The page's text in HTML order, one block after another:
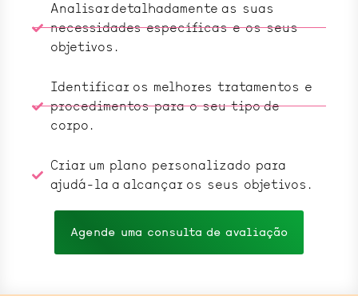
Analisar detalhadamente as suas
necessidades específicas e os seus
objetivos.
Identificar os melhores tratamentos e
procedimentos para o seu tipo de
corpo.
Criar um plano personalizado para
ajudá-la a alcançar os seus objetivos.
Agende uma consulta de avaliação